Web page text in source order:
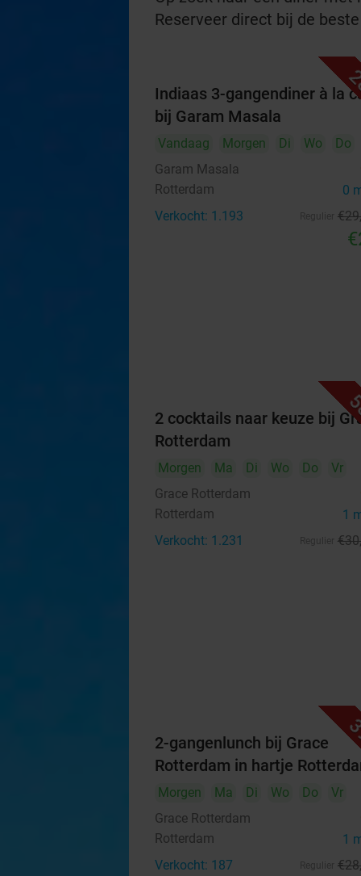
Reserveer direct bij de
Indiaas 3-gangendiner à la
bij Garam Masala
Vandaag Morgen Di Wo Do
Garam Masala
Rotterdam 0
Verkocht: 1.193 €29
2 cocktails naar keuze bij
Rotterdam
Morgen Ma Di Wo Do
Vr
Grace Rotterdam
Rotterdam 1
Verkocht: 1.231 €30
2-gangenlunch bij Grace
Rotterdam in hartje
Morgen Ma Di Wo Do
Vr
Grace Rotterdam
Rotterdam 1
Verkocht: 187 €28